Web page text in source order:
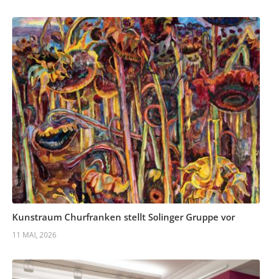
Kunstraum Churfranken stellt Solinger Gruppe vor
11 MAI, 2026